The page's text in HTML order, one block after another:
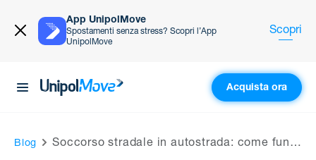
App UnipolMove
Spostamenti senza stress? Scopri l’App
UnipolMove
Scopri
UnipolMove Acquista ora
Blog Soccorso stradale in autostrada: come funziona e i costi